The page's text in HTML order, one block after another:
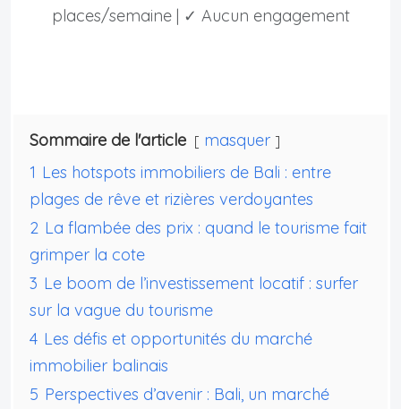
places/semaine | ✓ Aucun engagement
Sommaire de l'article
masquer
1 Les hotspots immobiliers de Bali : entre
plages de rêve et rizières verdoyantes
2 La flambée des prix : quand le tourisme fait
grimper la cote
3 Le boom de l’investissement locatif : surfer
sur la vague du tourisme
4 Les défis et opportunités du marché
immobilier balinais
5 Perspectives d’avenir : Bali, un marché